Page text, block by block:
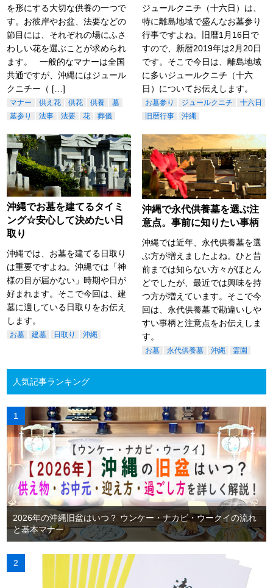
を形にする大切な供養の一つで
す。お彼岸やお盆、法要などの
節目には、それぞれの場にふさ
わしい花を選ぶことが求められ
ます。 一般的なマナーは全国
共通ですが、沖縄にはジュール
クニチー（ […]
マナー 供え花 供花 供養
墓
墓参り
法事 法要 花 葬儀
ジュールクニチ（十六日）は、
特に離島地域で盛んなお墓参り
行事ですよね。旧暦1月16日で
すので、新暦2019年は2月20日
です。そこで今日は、離島地域
に多いジュールクニチ（十六
日）についてお伝えします。
お墓参り ジュールクニチ
十六日
旧暦行事
沖縄
沖縄でお墓を建てるタイミ
ング☆安心して決めたい日
取り
沖縄では、お墓を建てる日取り
は重要ですよね。沖縄では「神
様の目が届かない」時期や日が
好まれます。そこで今回は、建
墓に適している日取りをお伝え
します。
お墓 建墓 日取り 沖縄
沖縄で永代供養墓を選ぶ注
意点。事前に知りたい事柄
沖縄では近年、永代供養墓を選
ぶ方が増えましたよね。ひと昔
前までは知らない方々がほとん
どでしたが、最近では興味を持
つ方が増えています。そこで今
回は、永代供養墓で勘違いしや
すい事柄と注意点をお伝えしま
す。
お墓 永代供養墓 沖縄 霊園
人気記事ランキング
2026年の沖縄旧盆はいつ？ ウンケー・ナカビ・ウークイの流れ
と基本マナー